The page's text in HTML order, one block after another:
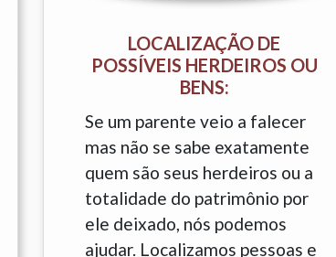
LOCALIZAÇÃO DE
POSSÍVEIS HERDEIROS OU
BENS:
Se um parente veio a falecer
mas não se sabe exatamente
quem são seus herdeiros ou a
totalidade do patrimônio por
ele deixado, nós podemos
ajudar. Localizamos pessoas e